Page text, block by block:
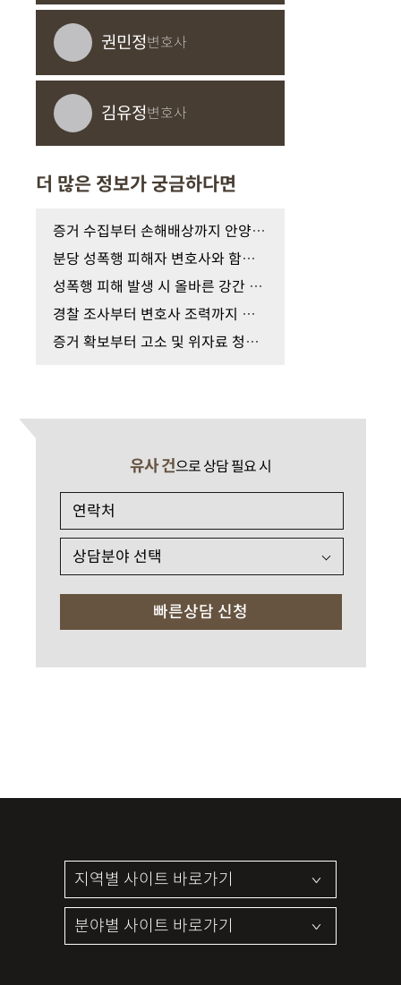
권민정변호사
김유정변호사
더 많은 정보가 궁금하다면
증거 수집부터 손해배상까지 안양 성추행 피해자 변…
분당 성폭행 피해자 변호사와 함께 준비하는 증거 확…
성폭행 피해 발생 시 올바른 강간 증거 수집 대응 가…
경찰 조사부터 변호사 조력까지 성폭행 피해자 진술 …
증거 확보부터 고소 및 위자료 청구까지 헬스장 성추…
유사 건으로 상담 필요 시